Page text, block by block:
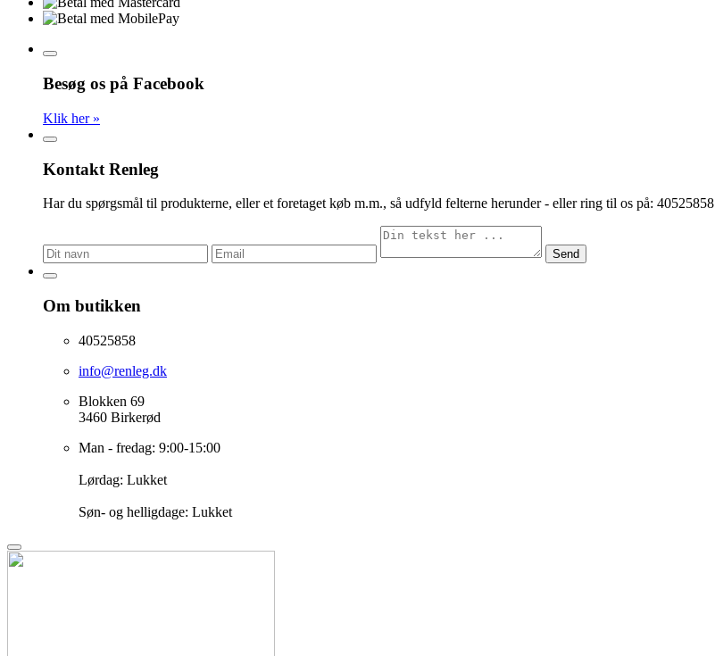
Besøg os på Facebook
Klik her »
Kontakt Renleg
Har du spørgsmål til produkterne, eller et foretaget køb m.m., så udfyld felterne herunder - eller ring til os på: 40525858
Send
Om butikken
40525858
info@renleg.dk
Blokken 69
3460 Birkerød
Man - fredag: 9:00-15:00
Lørdag: Lukket
Søn- og helligdage: Lukket